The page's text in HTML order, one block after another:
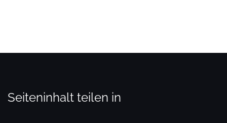
Seiteninhalt teilen in